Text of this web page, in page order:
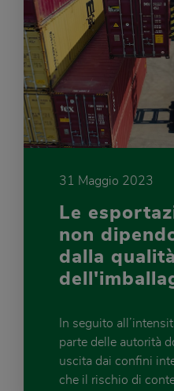
31 Maggio 2023
Le
non
dalla qualità
In seguito
parte delle autorità
uscita dai confini
che il rischio di